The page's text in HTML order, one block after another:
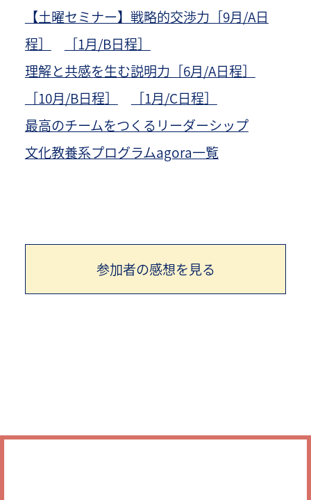
【土曜セミナー】戦略的交渉力［9月/A日
程］
［1月/B日程］
理解と共感を生む説明力［6月/A日程］
［10月/B日程］
［1月/C日程］
最高のチームをつくるリーダーシップ
文化教養系プログラムagora一覧
参加者の感想を見る